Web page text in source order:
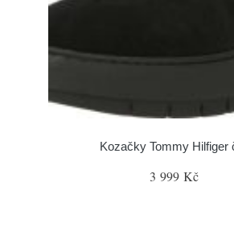
Kozačky Tommy Hilfiger
3 999 Kč